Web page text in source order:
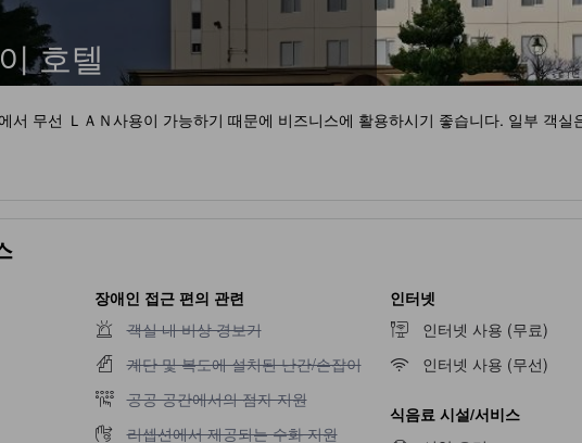
호텔
서 무선 ＬＡＮ사용이 가능하기 때문에 비즈니스에 활용하시기 좋습니다. 일부 객실
장애인 접근 편의 관련
객실 내 비상 경보기 이용 불가
객실 내 비상 경보기
계단 및 복도에 설치된 난간/손잡이 이용 불가
계단 및 복도에 설치된 난간/손잡이
공공 공간에서의 점자 지원 이용 불가
공공 공간에서의 점자 지원
리셉션에서 제공되는 수화 지원 이용 불가
리셉션에서 제공되는 수화 지원
인터넷
인터넷 사용 (무료)
인터넷 사용 (무선)
식음료 시설/서비스